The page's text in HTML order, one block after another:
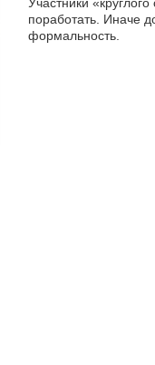
Участники
поработать. Иначе
формальность.